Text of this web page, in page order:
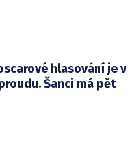
hlasování je v
Šanci má pět